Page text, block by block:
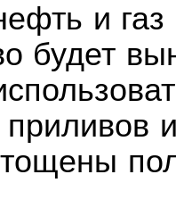
и
будет
приливов